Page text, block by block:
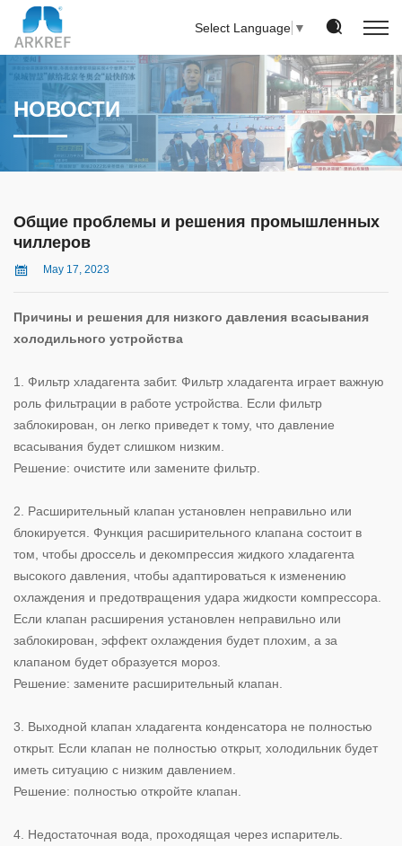
Select Language ▼
НОВОСТИ
Общие проблемы и решения промышленных
чиллеров
May 17, 2023
Причины и решения для низкого давления всасывания
холодильного устройства
1. Фильтр хладагента забит. Фильтр хладагента играет важную
роль фильтрации в работе устройства. Если фильтр
заблокирован, он легко приведет к тому, что давление
всасывания будет слишком низким.
Решение: очистите или замените фильтр.
2. Расширительный клапан установлен неправильно или
блокируется. Функция расширительного клапана состоит в
том, чтобы дроссель и декомпрессия жидкого хладагента
высокого давления, чтобы адаптироваться к изменению
охлаждения и предотвращения удара жидкости компрессора.
Если клапан расширения установлен неправильно или
заблокирован, эффект охлаждения будет плохим, а за
клапаном будет образуется мороз.
Решение: замените расширительный клапан.
3. Выходной клапан хладагента конденсатора не полностью
открыт. Если клапан не полностью открыт, холодильник будет
иметь ситуацию с низким давлением.
Решение: полностью откройте клапан.
4. Недостаточная вода, проходящая через испаритель.